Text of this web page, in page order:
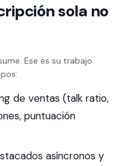
sola no
Ese es su trabajo.
de ventas (talk ratio,
puntuación
asíncronos y